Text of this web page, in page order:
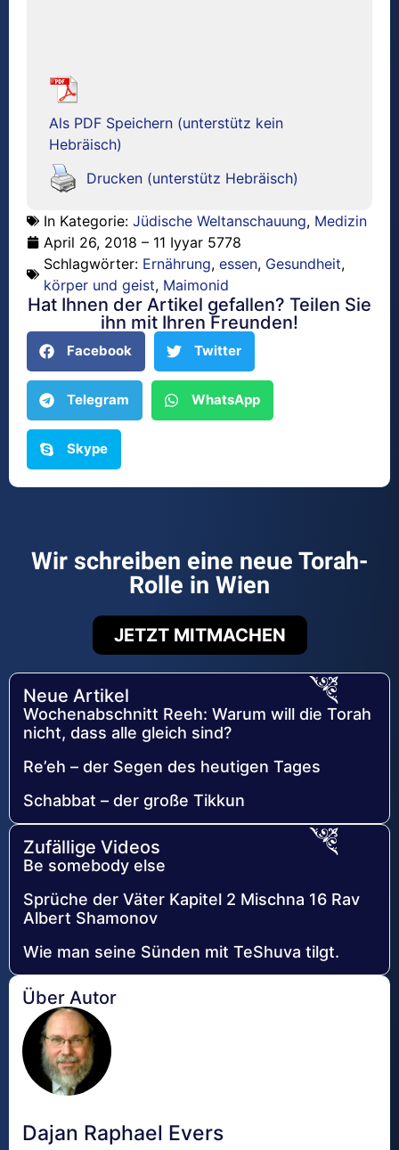
Als PDF Speichern (unterstütz kein
Hebräisch)
Drucken (unterstütz Hebräisch)
In Kategorie: Jüdische Weltanschauung, Medizin
April 26, 2018 – 11 Iyyar 5778
Schlagwörter: Ernährung, essen, Gesundheit,
körper und geist, Maimonid
Hat Ihnen der Artikel gefallen? Teilen Sie
ihn mit Ihren Freunden!
Facebook Twitter
Telegram WhatsApp
Skype
Wir schreiben eine neue Torah-
Rolle in Wien
JETZT MITMACHEN
Neue Artikel
Wochenabschnitt Reeh: Warum will die Torah
nicht, dass alle gleich sind?
Re’eh – der Segen des heutigen Tages
Schabbat – der große Tikkun
Zufällige Videos
Be somebody else
Sprüche der Väter Kapitel 2 Mischna 16 Rav
Albert Shamonov
Wie man seine Sünden mit TeShuva tilgt.
Über Autor
Dajan Raphael Evers